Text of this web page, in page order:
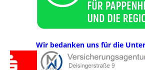
Wir bedanken uns für die